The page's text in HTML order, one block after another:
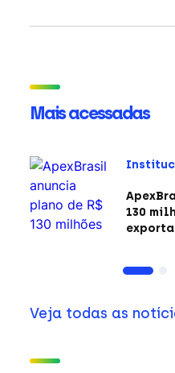
Mais acessadas
130
Veja todas as